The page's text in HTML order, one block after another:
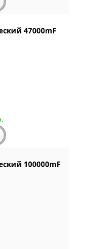
47000mF
100000mF